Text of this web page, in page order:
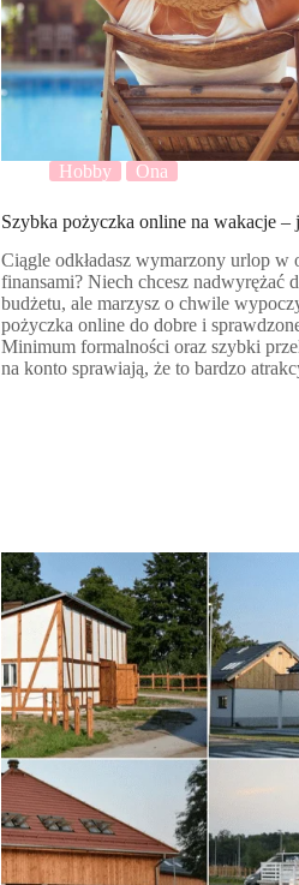
Hobby Ona
Szybka pożyczka online na wakacje –
Ciągle odkładasz wymarzony urlop w
finansami? Niech chcesz nadwyrężać
budżetu, ale marzysz o chwile
pożyczka online do dobre i
Minimum formalności oraz szybki
na konto sprawiają, że to bardzo